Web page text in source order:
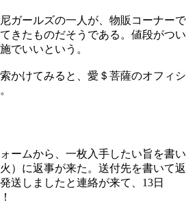
ガールズの一人が、物販コーナーで
きたものだそうである。値段がつい
でいいという。
かけてみると、愛＄菩薩のオフィシ
ームから、一枚入手したい旨を書い
）に返事が来た。送付先を書いて返
送しましたと連絡が来て、13日